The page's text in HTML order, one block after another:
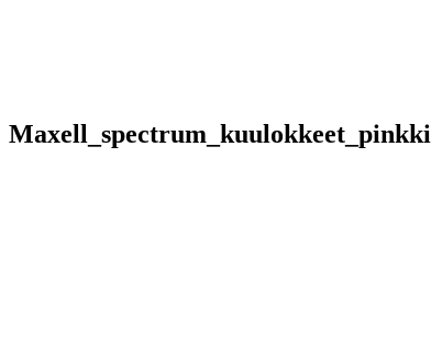
Maxell_spectrum_kuulokkeet_pinkki